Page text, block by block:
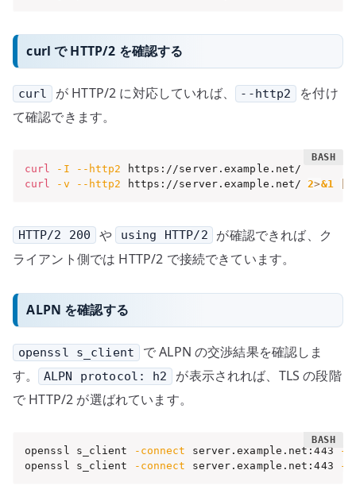
curl で HTTP/2 を確認する
curl が HTTP/2 に対応していれば、 --http2
を付け
て確認できます。
curl -I --http2
curl
-v --http2 https://server.example.net/ 2>&1
HTTP/2 200 や using HTTP/2
が確認できれば、ク
ライアント側では HTTP/2 で接続できています。
ALPN を確認する
openssl s_client
で ALPN の交渉結果を確認しま
す。
ALPN protocol: h2
が表示されれば、TLS の段階
で HTTP/2 が選ばれています。
openssl s_client -connect server.example.net:443
-
openssl s_client
-connect server.example.net:443 -